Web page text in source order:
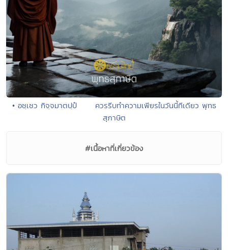
• อชฺเชว กิจฺจมาตปฺปํ ควรรีบทำความเพียรในวันนี้ทีเดียว พุทธ
สุภาษิต
#เนื้อหาที่เกี่ยวข้อง